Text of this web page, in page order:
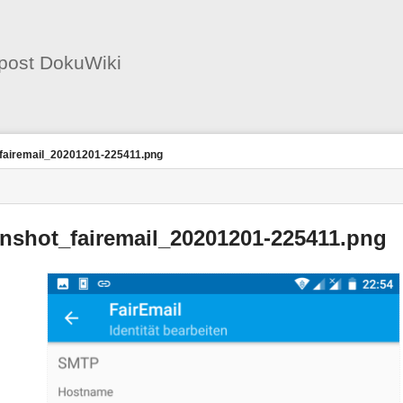
DokuWiki
225411.png
225411.png